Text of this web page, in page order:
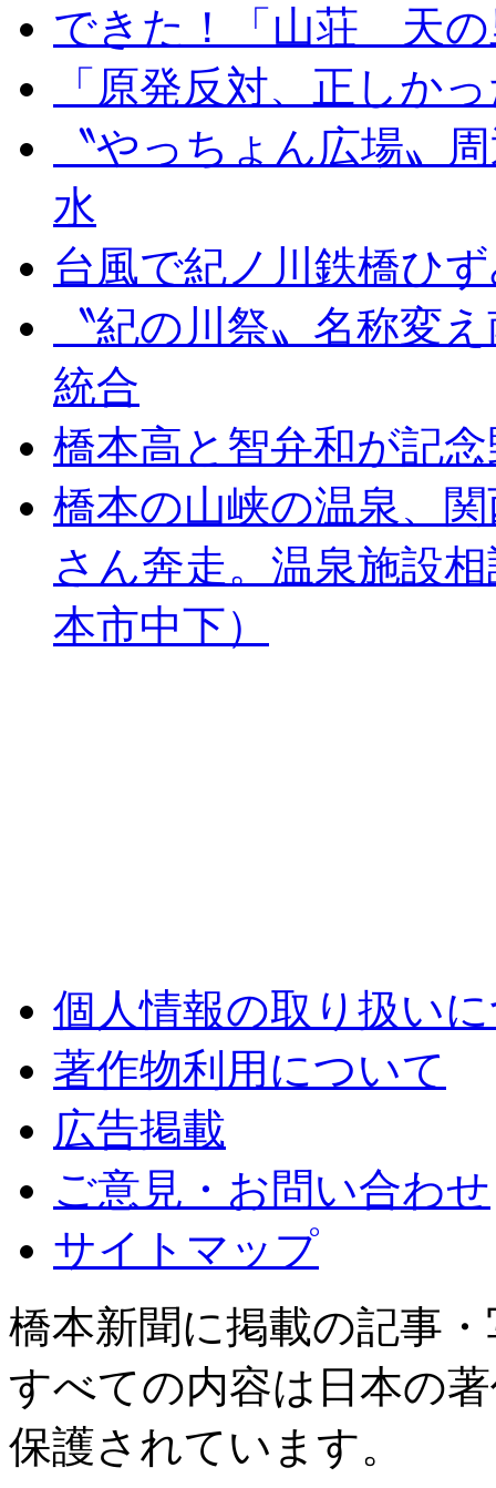
できた！「山荘 天の
「原発反対、正しか
〝やっちょん広場〟
水
台風で紀ノ川鉄橋ひ
〝紀の川祭〟名称変
統合
橋本高と智弁和が記
橋本の山峡の温泉、
さん奔走。温泉施設
本市中下）
個人情報の取り扱い
著作物利用について
広告掲載
ご意見・お問い合わせ
サイトマップ
橋本新聞に掲載の記事
すべての内容は日本の
保護されています。